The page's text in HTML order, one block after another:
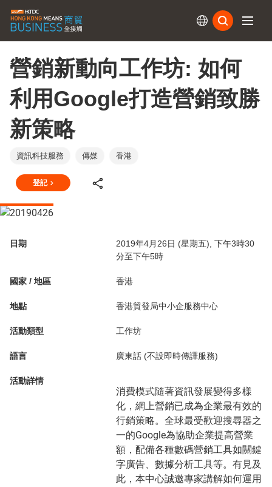
營銷新動向工作坊: 如何
利用Google打造營銷致勝
新策略
資訊科技服務 傳媒 香港
登記
日期
2019年4月26日 (星期五), 下午3時30
分至下午5時
國家 / 地區 香港
地點 香港貿發局中小企服務中心
活動類型 工作坊
語言 廣東話 (不設即時傳譯服務)
活動詳情
消費模式隨著資訊發展變得多樣
化，網上營銷已成為企業最有效的
行銷策略。全球最受歡迎搜尋器之
一的Google為協助企業提高營業
額，配備各種數碼營銷工具如關鍵
字廣告、數據分析工具等。有見及
此，本中心誠邀專家講解如何運用